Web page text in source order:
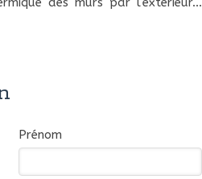
Prénom